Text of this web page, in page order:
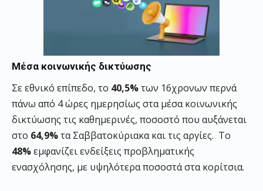
Μέσα κοινωνικής δικτύωσης
Σε εθνικό επίπεδο, το 40,5%των 16χρονων περνά
πάνω από 4 ώρες ημερησίως στα μέσα κοινωνικής
δικτύωσης τις καθημερινές, ποσοστό που αυξάνεται
στο 64,9%τα Σαββατοκύριακα και τις αργίες. Το
48%εμφανίζει ενδείξεις προβληματικής
ενασχόλησης, με υψηλότερα ποσοστά στα κορίτσια.